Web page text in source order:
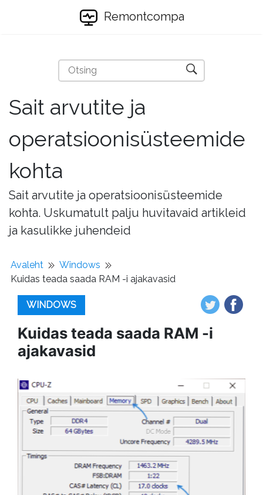
Remontcompa
Sait arvutite ja
operatsioonisüsteemide
kohta
Sait arvutite ja operatsioonisüsteemide
kohta. Uskumatult palju huvitavaid artikleid
ja kasulikke juhendeid
Avaleht
Windows
Kuidas teada saada RAM -i ajakavasid
WINDOWS
Kuidas teada saada RAM -i
ajakavasid